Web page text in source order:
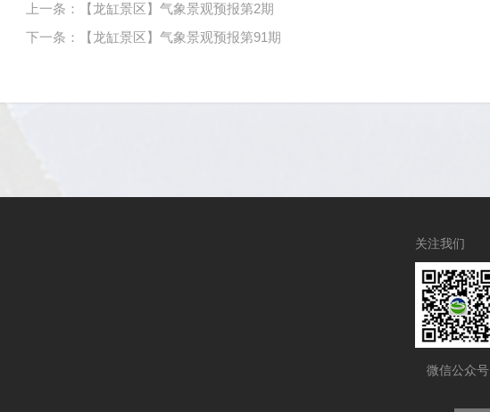
上一条：【龙缸景区】气象景观预报第2期
下一条：【龙缸景区】气象景观预报第91期
关注我们
微信公众号